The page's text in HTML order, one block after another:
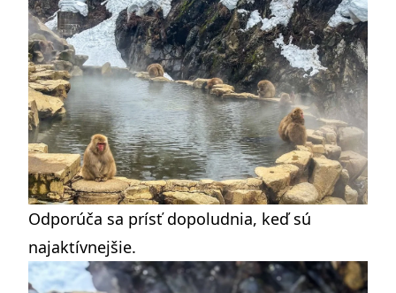
Odporúča sa prísť dopoludnia, keď sú
najaktívnejšie.